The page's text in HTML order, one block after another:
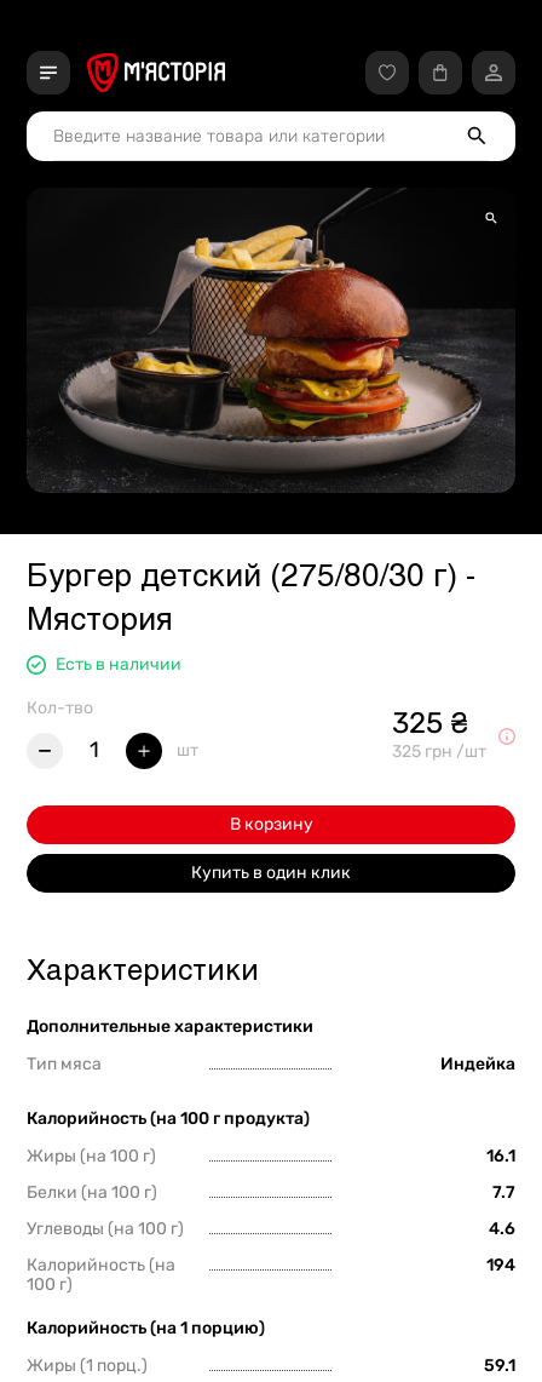
Бургер детский (275/80/30 г) -
Мястория
Есть в наличии
Кол-тво
1 шт
325 ₴
325 грн /шт
В корзину
Купить в один клик
Характеристики
Дополнительные характеристики
Тип мяса
Индейка
Калорийность (на 100 г продукта)
Жиры (на 100 г)
16.1
Белки (на 100 г)
7.7
Углеводы (на 100 г)
4.6
Калорийность (на
100 г)
194
Калорийность (на 1 порцию)
Жиры (1 порц.)
59.1